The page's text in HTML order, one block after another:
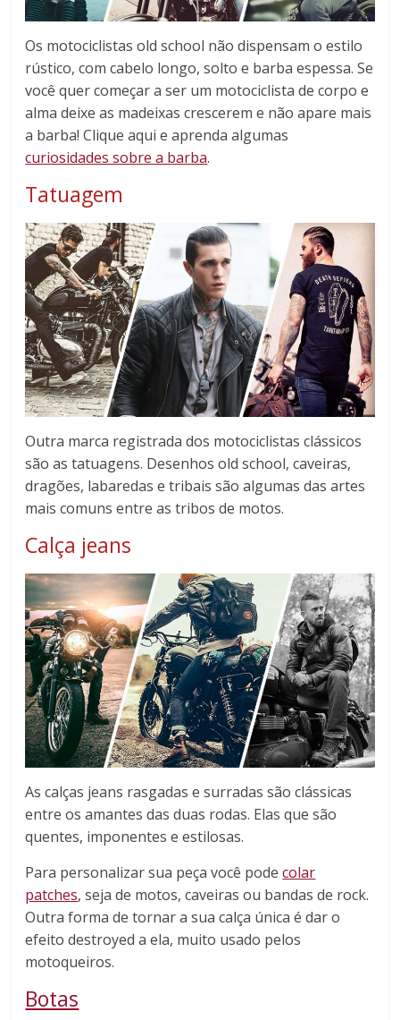
Os motociclistas old school não dispensam o estilo
rústico, com cabelo longo, solto e barba espessa. Se
você quer começar a ser um motociclista de corpo e
alma deixe as madeixas crescerem e não apare mais
a barba! Clique aqui e aprenda algumas
curiosidades sobre a barba.
Tatuagem
Outra marca registrada dos motociclistas clássicos
são as tatuagens. Desenhos old school, caveiras,
dragões, labaredas e tribais são algumas das artes
mais comuns entre as tribos de motos.
Calça jeans
As calças jeans rasgadas e surradas são clássicas
entre os amantes das duas rodas. Elas que são
quentes, imponentes e estilosas.
Para personalizar sua peça você podecolar
patches, seja de motos, caveiras ou bandas de rock.
Outra forma de tornar a sua calça única é dar o
efeito destroyed a ela, muito usado pelos
motoqueiros.
Botas